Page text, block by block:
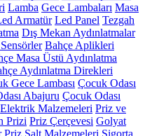
Lamba Gece Lambaları Masa
Armatür Led Panel Tezgah
Dış Mekan Aydınlatmalar
Bahçe Aplikleri
Masa Üstü Aydınlatma
Aydınlatma Direkleri
Gece Lambası Çocuk Odası
Abajuru Çocuk Odası
Elektrik Malzemeleri Priz ve
Prizi Priz Çerçevesi Golyat
Priz Şalt Malzemeleri Sigorta